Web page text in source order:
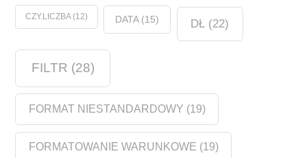
CZY.LICZBA(12) DATA(15) DŁ (22)
FILTR (28)
FORMAT NIESTANDARDOWY (19)
FORMATOWANIE WARUNKOWE (19)